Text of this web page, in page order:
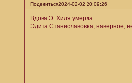
Поделиться2024-02-02 20:09:26
Вдова Э. Хиля умерла.
Эдита Станиславовна, наверное,